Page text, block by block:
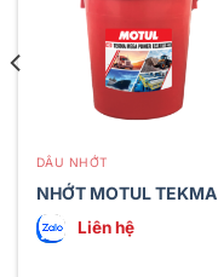
DẦU NHỚT
NHỚT MOTUL TEKMA
MEGA POWER CI-4
Liên hệ